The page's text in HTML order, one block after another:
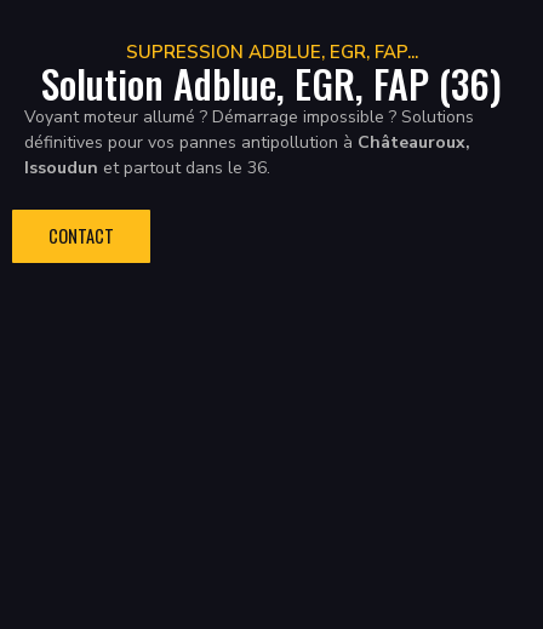
SUPRESSION ADBLUE, EGR, FAP...
Solution Adblue, EGR, FAP (36)
Voyant moteur allumé ? Démarrage impossible ? Solutions
définitives pour vos pannes antipollution à Châteauroux,
Issoudun et partout dans le 36.
CONTACT